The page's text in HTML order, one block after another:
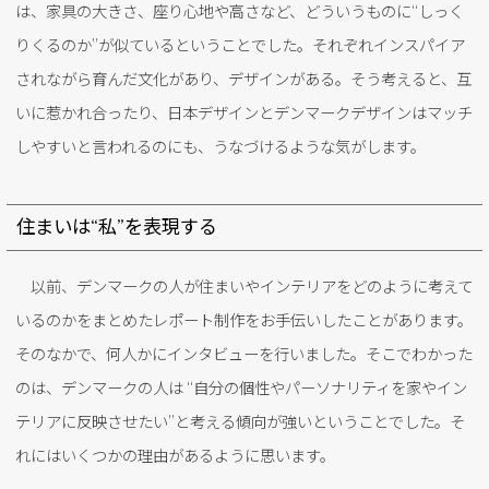
は、家具の大きさ、座り心地や高さなど、どういうものに“しっく
りくるのか”が似ているということでした。それぞれインスパイア
されながら育んだ文化があり、デザインがある。そう考えると、互
いに惹かれ合ったり、日本デザインとデンマークデザインはマッチ
しやすいと言われるのにも、うなづけるような気がします。
住まいは“私”を表現する
以前、デンマークの人が住まいやインテリアをどのように考えて
いるのかをまとめたレポート制作をお手伝いしたことがあります。
そのなかで、何人かにインタビューを行いました。そこでわかった
のは、デンマークの人は “自分の個性やパーソナリティを家やイン
テリアに反映させたい”と考える傾向が強いということでした。そ
れにはいくつかの理由があるように思います。